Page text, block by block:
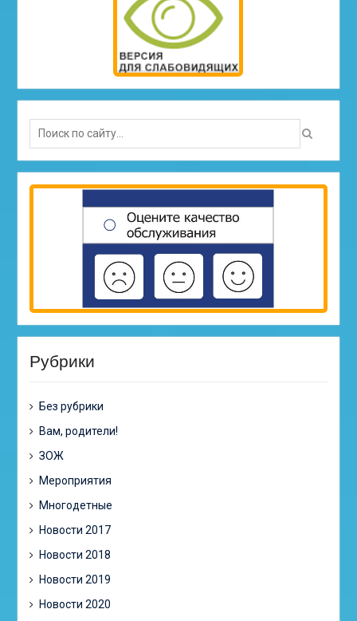
Search
for:
Рубрики
Без рубрики
Вам, родители!
ЗОЖ
Мероприятия
Многодетные
Новости 2017
Новости 2018
Новости 2019
Новости 2020